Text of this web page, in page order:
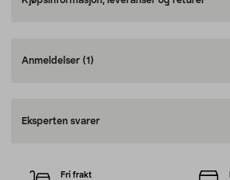
Anmeldelser (1)
Eksperten svarer
Fri frakt